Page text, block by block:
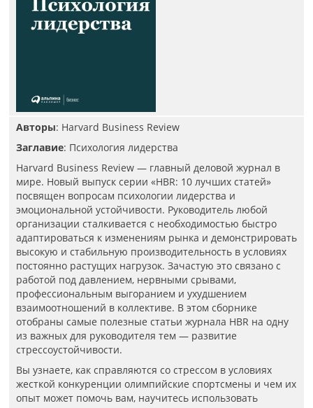
Авторы: Harvard Business Review
Заглавие: Психология лидерства
Harvard Business Review — главный деловой журнал в
мире. Новый выпуск серии «HBR: 10 лучших статей»
посвящен вопросам психологии лидерства и
эмоциональной устойчивости. Руководитель любой
организации сталкивается с необходимостью быстро
адаптироваться к изменениям рынка и демонстрировать
высокую и стабильную производительность в условиях
постоянно растущих нагрузок. Зачастую это связано с
работой под давлением, нервными срывами,
профессиональным выгоранием и ухудшением
взаимоотношений в коллективе. В этом сборнике
отобраны самые полезные статьи журнала HBR на одну
из важных для руководителя тем — развитие
стрессоустойчивости.
Вы узнаете, как справляются со стрессом в условиях
жесткой конкуренции олимпийские спортсмены и чем их
опыт может помочь вам, научитесь использовать